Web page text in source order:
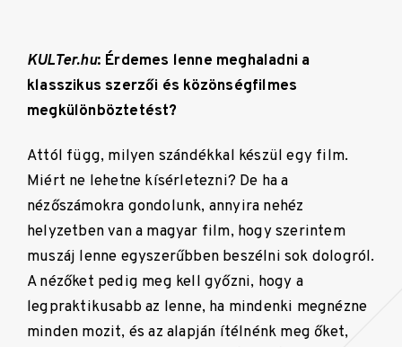
KULTer.hu: Érdemes lenne meghaladni a
klasszikus szerzői és közönségfilmes
megkülönböztetést?
Attól függ, milyen szándékkal készül egy film.
Miért ne lehetne kísérletezni? De ha a
nézőszámokra gondolunk, annyira nehéz
helyzetben van a magyar film, hogy szerintem
muszáj lenne egyszerűbben beszélni sok dologról.
A nézőket pedig meg kell győzni, hogy a
legpraktikusabb az lenne, ha mindenki megnézne
minden mozit, és az alapján ítélnénk meg őket,